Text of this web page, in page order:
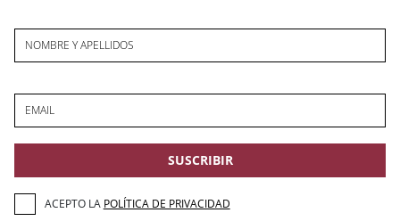
NOMBRE Y APELLIDOS
EMAIL
SUSCRIBIR
ACEPTO LA POLÍTICA DE PRIVACIDAD